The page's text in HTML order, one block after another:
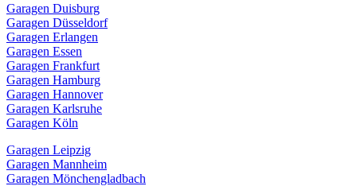
Garagen Duisburg
Garagen Düsseldorf
Garagen Erlangen
Garagen Essen
Garagen Frankfurt
Garagen Hamburg
Garagen Hannover
Garagen Karlsruhe
Garagen Köln
Garagen Leipzig
Garagen Mannheim
Garagen Mönchengladbach